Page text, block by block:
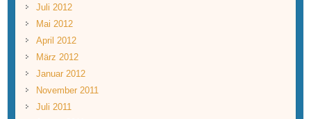
Juli 2012
Mai 2012
April 2012
März 2012
Januar 2012
November 2011
Juli 2011